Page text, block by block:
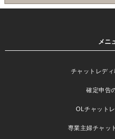
メニ
チャットレデ
確定申告
OLチャット
専業主婦チャッ